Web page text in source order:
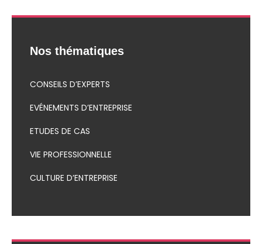
Nos thématiques
CONSEILS D’EXPERTS
EVÉNEMENTS D’ENTREPRISE
ETUDES DE CAS
VIE PROFESSIONNELLE
CULTURE D’ENTREPRISE